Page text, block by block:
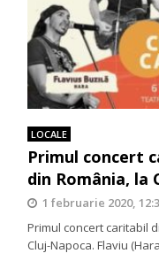
LOCALE
Primul concert
din România, la
1 februarie 2020,
Primul concert caritabil
Cluj-Napoca. Flaviu